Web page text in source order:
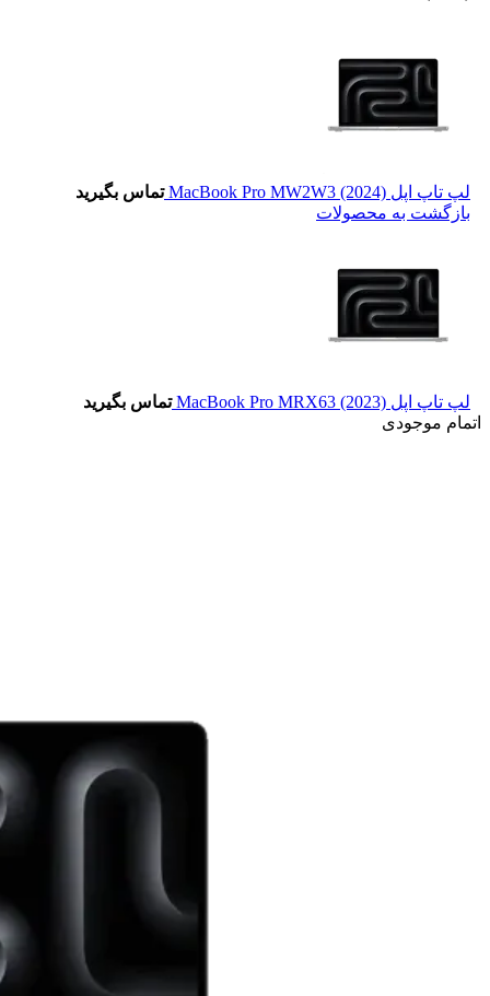
لپ تاپ اپل MacBook Pro MW2W3 (2024)
تماس بگیرید
بازگشت به محصولات
لپ تاپ اپل MacBook Pro MRX63 (2023)
تماس بگیرید
اتمام موجودی